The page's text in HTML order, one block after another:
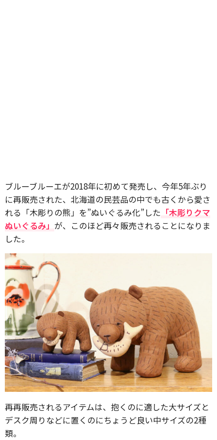
ブルーブルーエが2018年に初めて発売し、今年5年ぶり
に再販売された、北海道の民芸品の中でも古くから愛さ
れる「木彫りの熊」を”ぬいぐるみ化”した 「木彫りクマ
ぬいぐるみ」 が、このほど再々販売されることになりま
した。
再再販売されるアイテムは、抱くのに適した大サイズと
デスク周りなどに置くのにちょうど良い中サイズの2種
類。